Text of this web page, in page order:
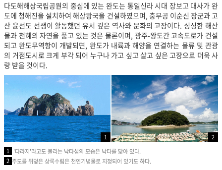
다도해해상국립공원의 중심에 있는 완도는 통일신라 시대 장보고 대사가 완
도에 청해진을 설치하여 해상왕국을 건설하였으며, 충무공 이순신 장군과 고
산 윤선도 선생이 활동했던 유서 깊은 역사와 문화의 고장이다. 싱싱한 해산
물과 천혜의 자연을 품고 있는 것은 물론이며, 광주-왕도간 고속도로가 건설
되고 완도무역항이 개발되면, 완도가 내륙과 해양을 연결하는 물류 및 관광
의 거점도시로 크게 부각 되어 누구나 가고 싶고 살고 싶은 고장으로 더욱 사
랑 받을 것이다.
1
2
1 '다라지'라고도 불리는 낙타섬의 모습은 낙타를 닮아 있다.
2 주도를 뒤덮은 상록수림은 천연기념물로 지정되어 있기도 하다.